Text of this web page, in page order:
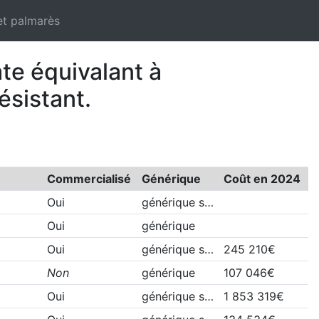
palmarès
équivalant à
Commercialisé Générique
Coût en 2024
Oui
générique s…
Oui
générique
Oui
générique s…
245 210€
Non
générique
107 046€
Oui
générique s…
1 853 319€